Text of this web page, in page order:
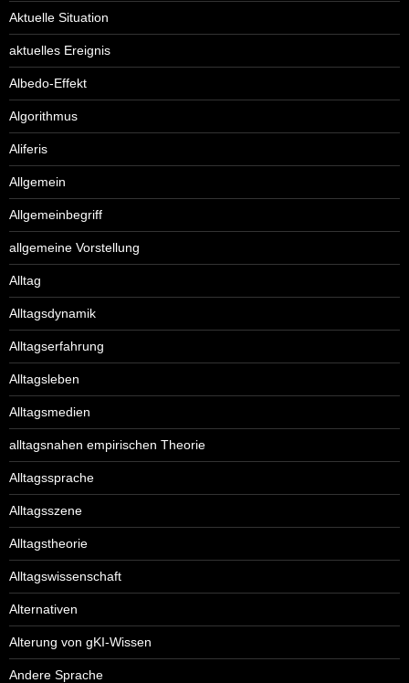
Aktuelle Situation
aktuelles Ereignis
Albedo-Effekt
Algorithmus
Aliferis
Allgemein
Allgemeinbegriff
allgemeine Vorstellung
Alltag
Alltagsdynamik
Alltagserfahrung
Alltagsleben
Alltagsmedien
alltagsnahen empirischen Theorie
Alltagssprache
Alltagsszene
Alltagstheorie
Alltagswissenschaft
Alternativen
Alterung von gKI-Wissen
Andere Sprache